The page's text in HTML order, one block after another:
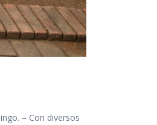
– Con diversos